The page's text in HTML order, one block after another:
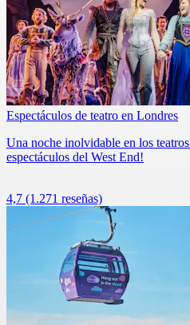
Espectáculos de teatro en Londres
Una noche inolvidable en los
espectáculos del West End!
4,7 (1.271 reseñas)